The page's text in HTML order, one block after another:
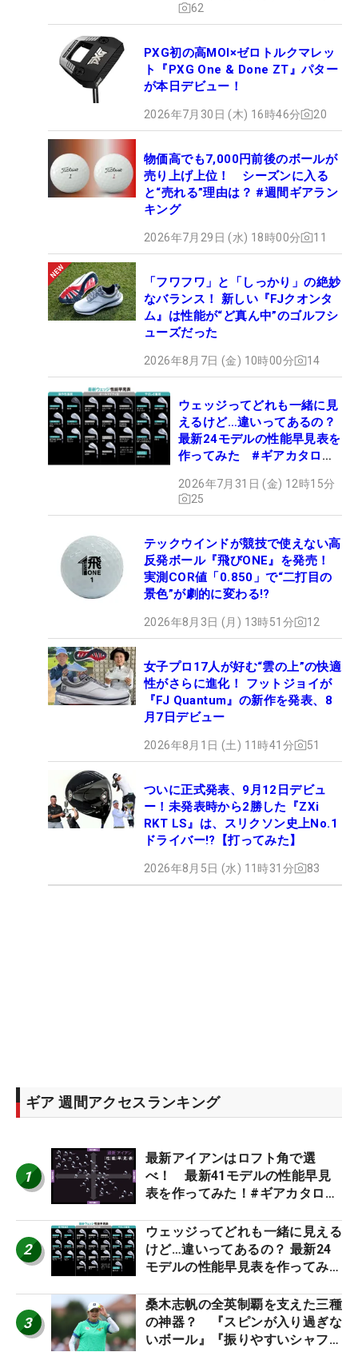
62
PXG初の高MOI×ゼロトルクマレッ
ト『PXG One & Done ZT』パター
が本日デビュー！
2026年7月30日 (木) 16時46分 20
物価高でも7,000円前後のボールが
売り上げ上位！ シーズンに入る
と“売れる”理由は？ #週間ギアラン
キング
2026年7月29日 (水) 18時00分 11
「フワフワ」と「しっかり」の絶妙
なバランス！ 新しい『FJクオンタ
ム』は性能が“ど真ん中”のゴルフシ
ューズだった
2026年8月7日 (金) 10時00分 14
ウェッジってどれも一緒に見
えるけど…違いってあるの？
最新24モデルの性能早見表を
作ってみた #ギアカタログ
2026年7月31日 (金) 12時15分
25
テックウインドが競技で使えない高
反発ボール『飛びONE』を発売！
実測COR値「0.850」で“二打目の
景色”が劇的に変わる!?
2026年8月3日 (月) 13時51分 12
女子プロ17人が好む“雲の上”の快適
性がさらに進化！ フットジョイが
『FJ Quantum』の新作を発表、8
月7日デビュー
2026年8月1日 (土) 11時41分 51
ついに正式発表、9月12日デビュ
ー！未発表時から2勝した『ZXi
RKT LS』は、スリクソン史上No.1
ドライバー!?【打ってみた】
2026年8月5日 (水) 11時31分 83
ギア 週間アクセスランキング
1
最新アイアンはロフト角で選
べ！ 最新41モデルの性能早見
表を作ってみた！#ギアカタログ
2
ウェッジってどれも一緒に見える
けど…違いってあるの？ 最新24
モデルの性能早見表を作ってみ
3
桑木志帆の全英制覇を支えた三種
の神器？ 『スピンが入り過ぎな
いボール』『振りやすいシャフ